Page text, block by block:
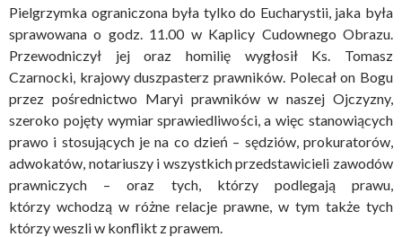
Pielgrzymka ograniczona była tylko do Eucharystii, jaka była
sprawowana o godz. 11.00 w Kaplicy Cudownego Obrazu.
Przewodniczył jej oraz homilię wygłosił Ks. Tomasz
Czarnocki, krajowy duszpasterz prawników. Polecał on Bogu
przez pośrednictwo Maryi prawników w naszej Ojczyzny,
szeroko pojęty wymiar sprawiedliwości, a więc stanowiących
prawo i stosujących je na co dzień – sędziów, prokuratorów,
adwokatów, notariuszy i wszystkich przedstawicieli zawodów
prawniczych – oraz tych, którzy podlegają prawu,
którzy wchodzą w różne relacje prawne, w tym także tych
którzy weszli w konflikt z prawem.